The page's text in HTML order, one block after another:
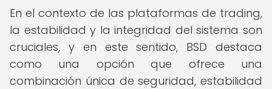
En el contexto de las plataformas de trading,
la estabilidad y la integridad del sistema son
cruciales, y en este sentido, BSD destaca
como una opción que ofrece una
combinación única de seguridad, estabilidad